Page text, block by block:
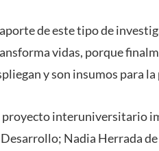
de este tipo de
vidas, porque
y son insumos para
interuniversitario
Nadia Herrada